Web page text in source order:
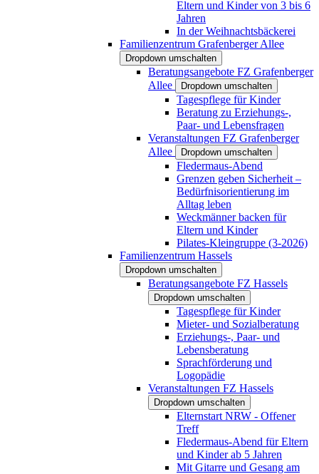
Eltern und Kinder von 3 bis 6
Jahren
In der Weihnachtsbäckerei
Familienzentrum Grafenberger Allee
Dropdown umschalten
Beratungsangebote FZ Grafenberger
Allee
Dropdown umschalten
Tagespflege für Kinder
Beratung zu Erziehungs-,
Paar- und Lebensfragen
Veranstaltungen FZ Grafenberger
Allee
Dropdown umschalten
Fledermaus-Abend
Grenzen geben Sicherheit –
Bedürfnisorientierung im
Alltag leben
Weckmänner backen für
Eltern und Kinder
Pilates-Kleingruppe (3-2026)
Familienzentrum Hassels
Dropdown umschalten
Beratungsangebote FZ Hassels
Dropdown umschalten
Tagespflege für Kinder
Mieter- und Sozialberatung
Erziehungs-, Paar- und
Lebensberatung
Sprachförderung und
Logopädie
Veranstaltungen FZ Hassels
Dropdown umschalten
Elternstart NRW - Offener
Treff
Fledermaus-Abend für Eltern
und Kinder ab 5 Jahren
Mit Gitarre und Gesang am